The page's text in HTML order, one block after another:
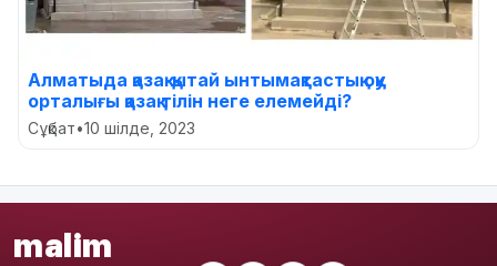
Алматыда қазақ-қытай ынтымақтастық оқу
орталығы қазақ тілін неге елемейді?
Сұқбат•10 шілде, 2023
malim